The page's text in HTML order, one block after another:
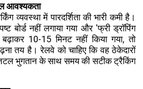
आवश्यकता
व्यवस्था में पारदर्शिता की भारी कमी है।
बोर्ड नहीं लगाया गया और 'फ्री ड्रॉपिंग
10-15 मिनट नहीं किया गया, तो
तय है। रेलवे को चाहिए कि वह ठेकेदारों
भुगतान के साथ समय की सटीक ट्रैकिंग